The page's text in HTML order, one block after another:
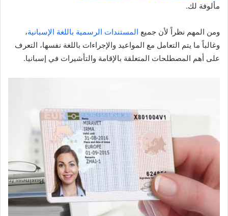
مألوفة لك.
ومن المهم نظراً لأن جميع المستندات الرسمية باللغة الإسبانية،
وغالباً ما يتم التعامل مع المواعيد والإجراءات باللغة نفسها، التعرف
على أهم المصطلحات المتعلقة بالإقامة والتأشيرات في إسبانيا.